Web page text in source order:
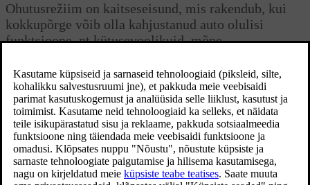
Värskendatud 08.06.2023
Ohutusrežiim on kaitseseisund, mis rakendub, kui
kokkupõrge võib olla kahjustanud auto olulisi
funktsioone, nt kütusevoolikuid, mõne